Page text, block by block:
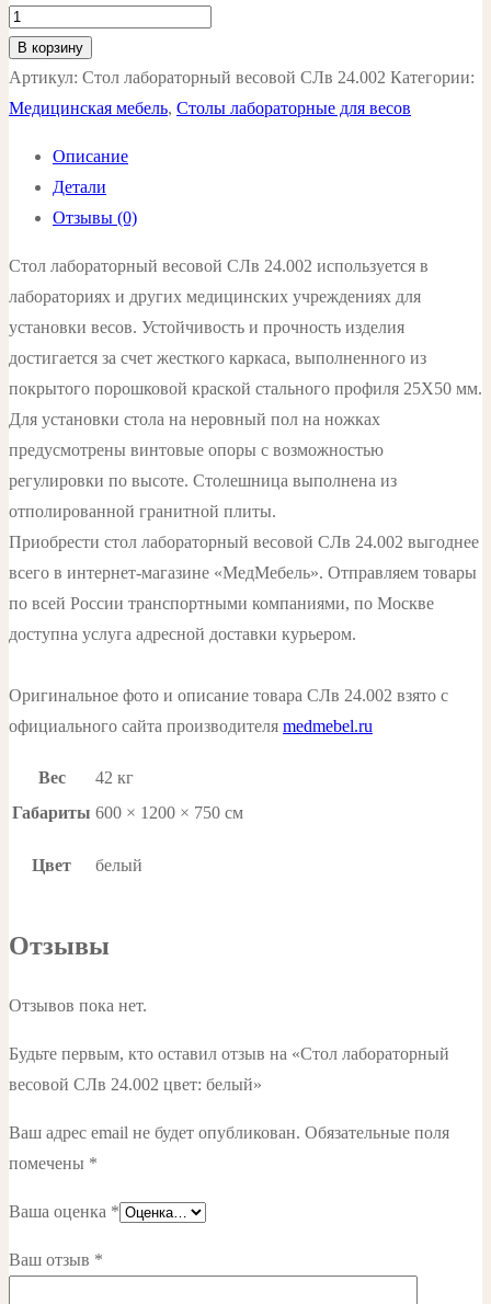
Количество
товара
Стол
лабораторный
24.002
белый
В корзину
Артикул: Стол лабораторный весовой СЛв 24.002 Категории:
Медицинская мебель, Столы лабораторные для весов
Описание
Детали
Отзывы (0)
Стол лабораторный весовой СЛв 24.002 используется в
лабораториях и других медицинских учреждениях для
установки весов. Устойчивость и прочность изделия
достигается за счет жесткого каркаса, выполненного из
покрытого порошковой краской стального профиля 25Х50 мм.
Для установки стола на неровный пол на ножках
предусмотрены винтовые опоры с возможностью
регулировки по высоте. Столешница выполнена из
отполированной гранитной плиты.
Приобрести стол лабораторный весовой СЛв 24.002 выгоднее
всего в интернет-магазине «МедМебель». Отправляем товары
по всей России транспортными компаниями, по Москве
доступна услуга адресной доставки курьером.
Оригинальное фото и описание товара СЛв 24.002 взято с
официального сайта производителя medmebel.ru
Вес
42 кг
Габариты 600 × 1200 × 750 см
Цвет белый
Отзывы
Отзывов пока нет.
Будьте первым, кто оставил отзыв на «Стол лабораторный
весовой СЛв 24.002 цвет: белый»
Ваш адрес email не будет опубликован. Обязательные поля
помечены *
Ваша оценка *
Ваш отзыв *